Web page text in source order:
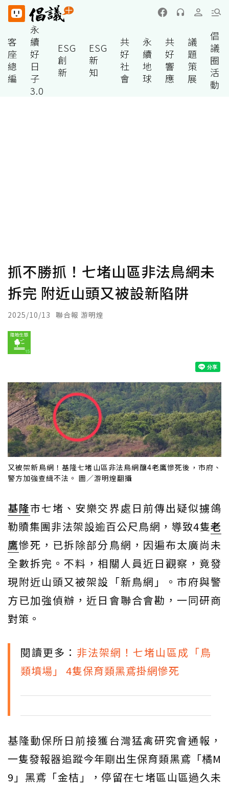
客
座
總
編
永
續
好
日
子
3.0
ESG
創
新
ESG
新
知
共
好
社
會
永
續
地
球
共
好
響
應
議
題
策
展
倡
議
圈
活
動
抓不勝抓！七堵山區非法鳥網未
拆完 附近山頭又被設新陷阱
2025/10/13 聯合報 游明煌
又被架新鳥網！基隆七堵山區非法鳥網釀4老鷹慘死後，市府、
警方加強查緝不法。 圖／游明煌翻攝
基隆市七堵、安樂交界處日前傳出疑似擄鴿
勒贖集團非法架設逾百公尺鳥網，導致4隻老
鷹慘死，已拆除部分鳥網，因遍布太廣尚未
全數拆完。不料，相關人員近日觀察，竟發
現附近山頭又被架設「新鳥網」。市府與警
方已加強偵辦，近日會聯合會勘，一同研商
對策。
閱讀更多： 非法架網！七堵山區成「鳥
類墳場」 4隻保育類黑鳶掛網慘死
基隆動保所日前接獲台灣猛禽研究會通報，
一隻發報器追蹤今年剛出生保育類黑鳶「橘M
9」黑鳶「金桔」，停留在七堵區山區過久未